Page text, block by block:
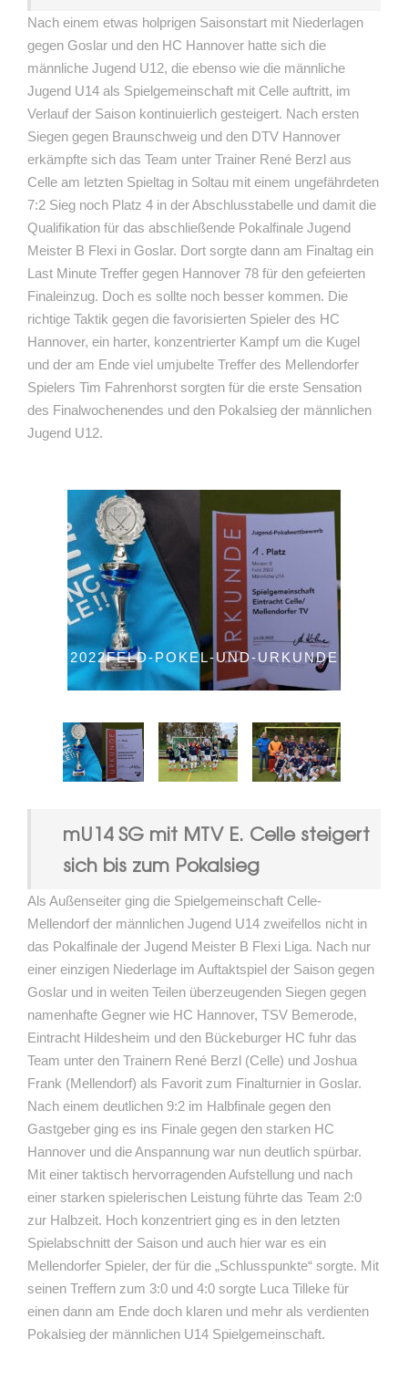
Nach einem etwas holprigen Saisonstart mit Niederlagen
gegen Goslar und den HC Hannover hatte sich die
männliche Jugend U12, die ebenso wie die männliche
Jugend U14 als Spielgemeinschaft mit Celle auftritt, im
Verlauf der Saison kontinuierlich gesteigert. Nach ersten
Siegen gegen Braunschweig und den DTV Hannover
erkämpfte sich das Team unter Trainer René Berzl aus
Celle am letzten Spieltag in Soltau mit einem ungefährdeten
7:2 Sieg noch Platz 4 in der Abschlusstabelle und damit die
Qualifikation für das abschließende Pokalfinale Jugend
Meister B Flexi in Goslar. Dort sorgte dann am Finaltag ein
Last Minute Treffer gegen Hannover 78 für den gefeierten
Finaleinzug. Doch es sollte noch besser kommen. Die
richtige Taktik gegen die favorisierten Spieler des HC
Hannover, ein harter, konzentrierter Kampf um die Kugel
und der am Ende viel umjubelte Treffer des Mellendorfer
Spielers Tim Fahrenhorst sorgten für die erste Sensation
des Finalwochenendes und den Pokalsieg der männlichen
Jugend U12.
2022FELD-POKEL-UND-URKUNDE
mU14 SG mit MTV E. Celle steigert
sich bis zum Pokalsieg
Als Außenseiter ging die Spielgemeinschaft Celle-
Mellendorf der männlichen Jugend U14 zweifellos nicht in
das Pokalfinale der Jugend Meister B Flexi Liga. Nach nur
einer einzigen Niederlage im Auftaktspiel der Saison gegen
Goslar und in weiten Teilen überzeugenden Siegen gegen
namenhafte Gegner wie HC Hannover, TSV Bemerode,
Eintracht Hildesheim und den Bückeburger HC fuhr das
Team unter den Trainern René Berzl (Celle) und Joshua
Frank (Mellendorf) als Favorit zum Finalturnier in Goslar.
Nach einem deutlichen 9:2 im Halbfinale gegen den
Gastgeber ging es ins Finale gegen den starken HC
Hannover und die Anspannung war nun deutlich spürbar.
Mit einer taktisch hervorragenden Aufstellung und nach
einer starken spielerischen Leistung führte das Team 2:0
zur Halbzeit. Hoch konzentriert ging es in den letzten
Spielabschnitt der Saison und auch hier war es ein
Mellendorfer Spieler, der für die „Schlusspunkte“ sorgte. Mit
seinen Treffern zum 3:0 und 4:0 sorgte Luca Tilleke für
einen dann am Ende doch klaren und mehr als verdienten
Pokalsieg der männlichen U14 Spielgemeinschaft.